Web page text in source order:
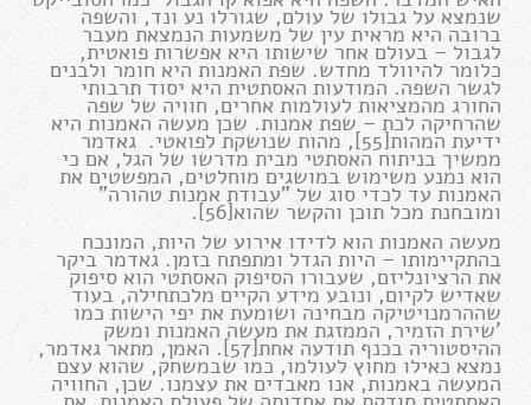
שנמצא על גבולו של עולם, שגורלו נע ונד, והשפה
ברובה היא מראית עין של משמעות הנמצאת מעבר
לגבול – בעולם אחר שישותו היא אפשרות פואטית,
כלומר להיוולד מחדש. שפת האמנות היא חומר ולבנים
לגשר השפה. המודעות האסתטית היא יסוד תרבותי
החורג מהמציאות לעולמות אחרים, חוויה של שפה
שהרחיקה לכת – שפת אמנות. שכן מעשה האמנות היא
ידיעת המהות[55], מהות שנושקת לפואטי. גאדמר
ממשיך בניתוח האסתטי מבית מדרשו של הגל, אם כי
הוא נמנע משימוש במושגים מוחלטים, המפשטים את
האמנות עד לכדי סוג של "עבודת אמנות טהורה"
ומובחנת מכל תוכן והקשר שהוא[56].
מעשה האמנות הוא לדידו אירוע של היות, המונכח
בהתקיימותו – היות הגדל ומתפתח בזמן. גאדמר ביקר
את הרציונליזם, שעבורו הסיפוק האסתטי הוא סיפוק
שאדיש לקיום, ונובע מידע הקיים מלכתחילה, בעוד
שההרמנויטיקה מבחינה ושומעת את יפי הישות כמו
'שירת הזמיר, הממזגת את מעשה האמנות ומשק
ההיסטוריה בכנף תודעה אחת[57]. האמן, מתאר גאדמר,
נמצא כאילו מחוץ לעולמו, כמו שבמשחק, שהוא עצם
המעשה באמנות, אנו מאבדים את עצמנו. שכן, החוויה